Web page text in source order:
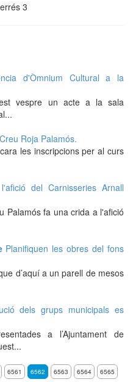
3
d'Òmnium Cultural a la
vespre un acte a la sala
Roja Palamós.
les inscripcions per al curs
del Carnisseries Arnall
Palamós fa una crida a l'afició
Planifiquen les obres del fons
d’aquí a un parell de mesos
dels grups municipals es
a l’Ajuntament de
6561 6562 6563 6564 6565